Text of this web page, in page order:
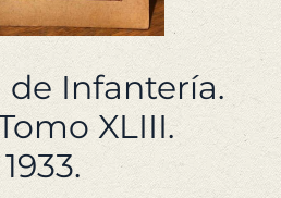
Infantería.
XLIII.